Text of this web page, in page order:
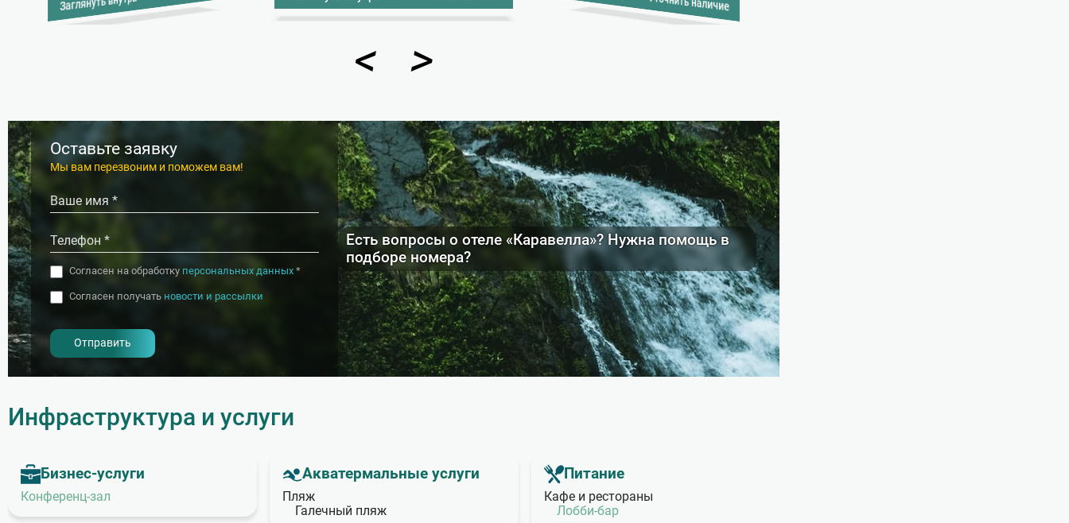
< >
Есть вопросы о отеле «Каравелла»? Нужна помощь в
подборе номера?
Оставьте заявку
Мы вам перезвоним и поможем вам!
Согласен на обработку персональных данных *
Согласен получать новости и рассылки
Инфраструктура и услуги
Бизнес‑услуги
Конференц‑зал
Акватермальные услуги
Пляж
Галечный пляж
Питание
Кафе и рестораны
Лобби‑бар